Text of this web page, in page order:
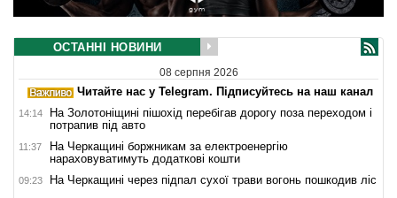
ОСТАННІ НОВИНИ
08 серпня 2026
Читайте нас у Telegram. Підписуйтесь на наш канал
14:14
На Золотоніщині пішохід перебігав дорогу поза переходом і
потрапив під авто
11:37
На Черкащині боржникам за електроенергію
нараховуватимуть додаткові кошти
09:23 На Черкащині через підпал сухої трави вогонь пошкодив ліс